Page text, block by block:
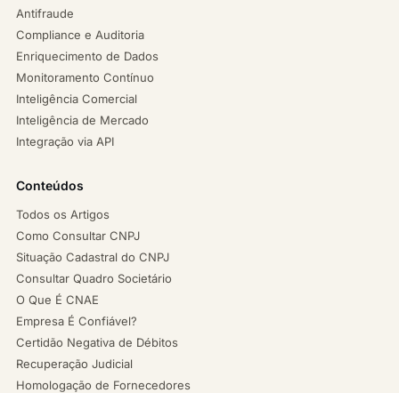
Antifraude
Compliance e Auditoria
Enriquecimento de Dados
Monitoramento Contínuo
Inteligência Comercial
Inteligência de Mercado
Integração via API
Conteúdos
Todos os Artigos
Como Consultar CNPJ
Situação Cadastral do CNPJ
Consultar Quadro Societário
O Que É CNAE
Empresa É Confiável?
Certidão Negativa de Débitos
Recuperação Judicial
Homologação de Fornecedores